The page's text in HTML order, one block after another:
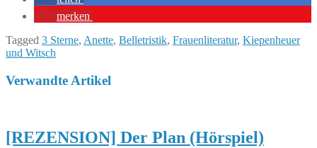
merken
Tagged 3 Sterne, Anette, Belletristik, Frauenliteratur, Kiepenheuer
und Witsch
Verwandte Artikel
[REZENSION] Der Plan (Hörspiel)